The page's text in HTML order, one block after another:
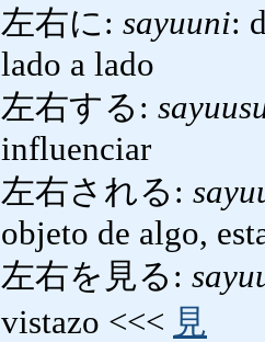
左右に: sayuuni:
lado a lado
左右する:
influenciar
左右される:
objeto de algo,
左右を見る:
vistazo <<< 見